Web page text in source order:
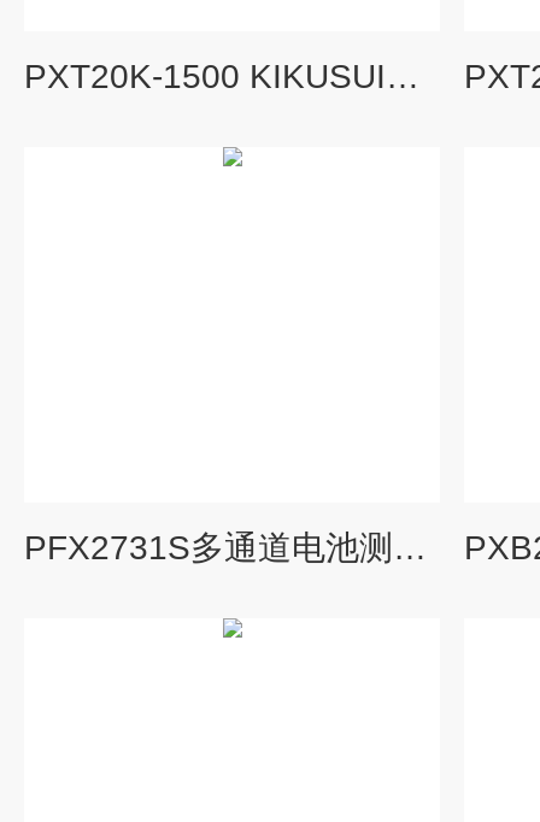
PXT20K-1500 KIKUSUI大功率宽量程直流电源
PFX2731S多通道电池测试仪